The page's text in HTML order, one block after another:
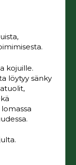
kojuille.
löytyy sänky